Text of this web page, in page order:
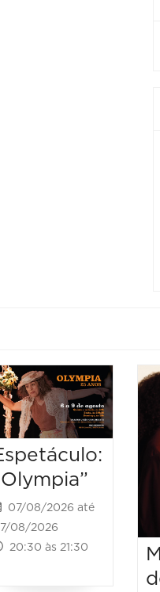
07/08/2026 até
08/2026
20:30 às 21:30